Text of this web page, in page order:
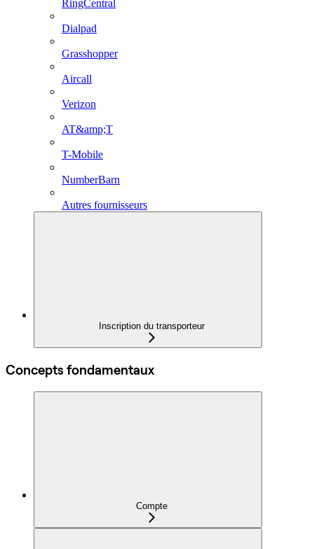
RingCentral
Dialpad
Grasshopper
Aircall
Verizon
AT&amp;T
T-Mobile
NumberBarn
Autres fournisseurs
Inscription du transporteur
Concepts fondamentaux
Compte